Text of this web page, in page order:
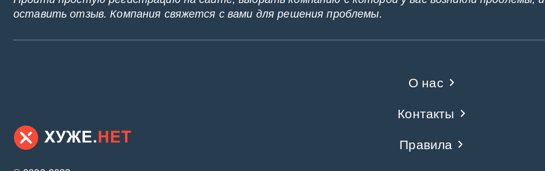
оставить отзыв. Компания свяжется с вами для решения проблемы.
О нас
Контакты
Правила